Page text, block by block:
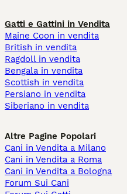
Gatti e Gattini in Vendita
Maine Coon in vendita
British in vendita
Ragdoll in vendita
Bengala in vendita
Scottish in vendita
Persiano in vendita
Siberiano in vendita
Altre Pagine Popolari
Cani in Vendita a Milano
Cani in Vendita a Roma
Cani in Vendita a Bologna
Forum Sui Cani